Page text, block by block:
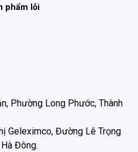
phẩm lỗi
Phường Long Phước, Thành
Geleximco, Đường Lê Trọng
Đông.